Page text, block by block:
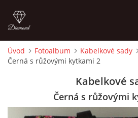
ÚVOD
Úvod Fotoalbum
Kabelkové sady
Černá s růžovými kytkami 2
Kabelkové
Černá s růžovými